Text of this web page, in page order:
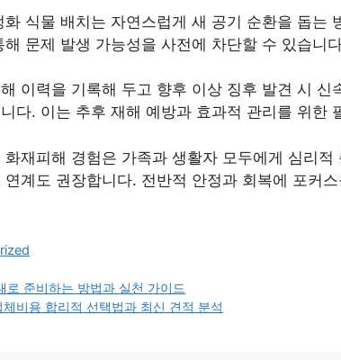
화 식물 배치는 자연스럽게 새 공기 순환을 돕는
해 문제 발생 가능성을 사전에 차단할 수 있습니
이력을 기록해 두고 향후 이상 징후 발견 시 신
다. 이는 추후 재해 예방과 효과적 관리를 위한
화재피해 경험은 가족과 생활자 모두에게 심리
연계도 권장합니다. 전반적 안정과 회복에 포커
로 준비하는 방법과 실천 가이드
체비용 합리적 선택법과 최신 견적 분석